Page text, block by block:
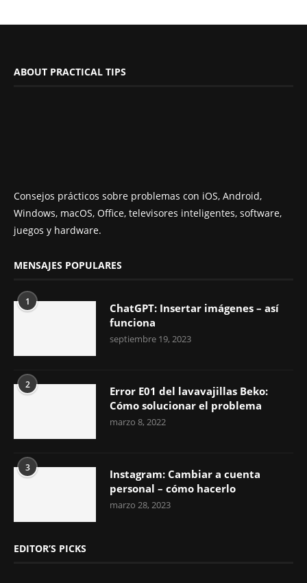
ABOUT PRACTICAL TIPS
Consejos prácticos sobre problemas con iOS, Android,
Windows, macOS, Office, televisores inteligentes, software,
juegos y hardware.
MENSAJES POPULARES
1
ChatGPT: Insertar imágenes – así
funciona
septiembre 19, 2023
2
Error E01 del lavavajillas Beko:
Cómo solucionar el problema
marzo 8, 2022
3
Instagram: Cambiar a cuenta
personal – cómo hacerlo
marzo 28, 2023
EDITOR’S PICKS